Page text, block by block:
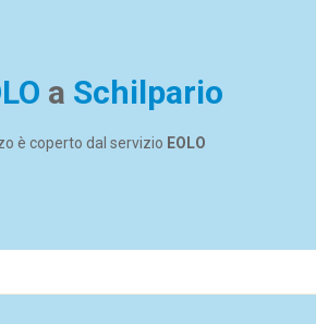
a Schilpario
è coperto dal servizio EOLO